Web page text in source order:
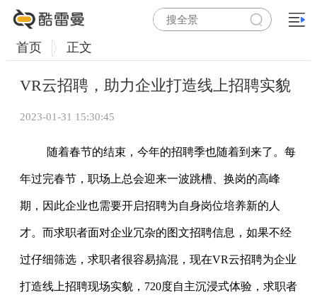
首页 正文
VR云招聘，助力企业打造线上招聘实貌
2023-01-31 15:30:45
随着春节的结束，今年的招聘季也随着到来了。每
年过完春节，职场上总会迎来一波跳槽、换岗的高峰
期，因此企业也需要开启招聘为自身岗位培养新的人
才。而求职者面对企业冗杂的图文招聘信息，如果不经
过仔细筛选，求职者很容易搞混，现在VR云招聘为企业
打造线上招聘现场实貌，720度自主沉浸式体验，求职者